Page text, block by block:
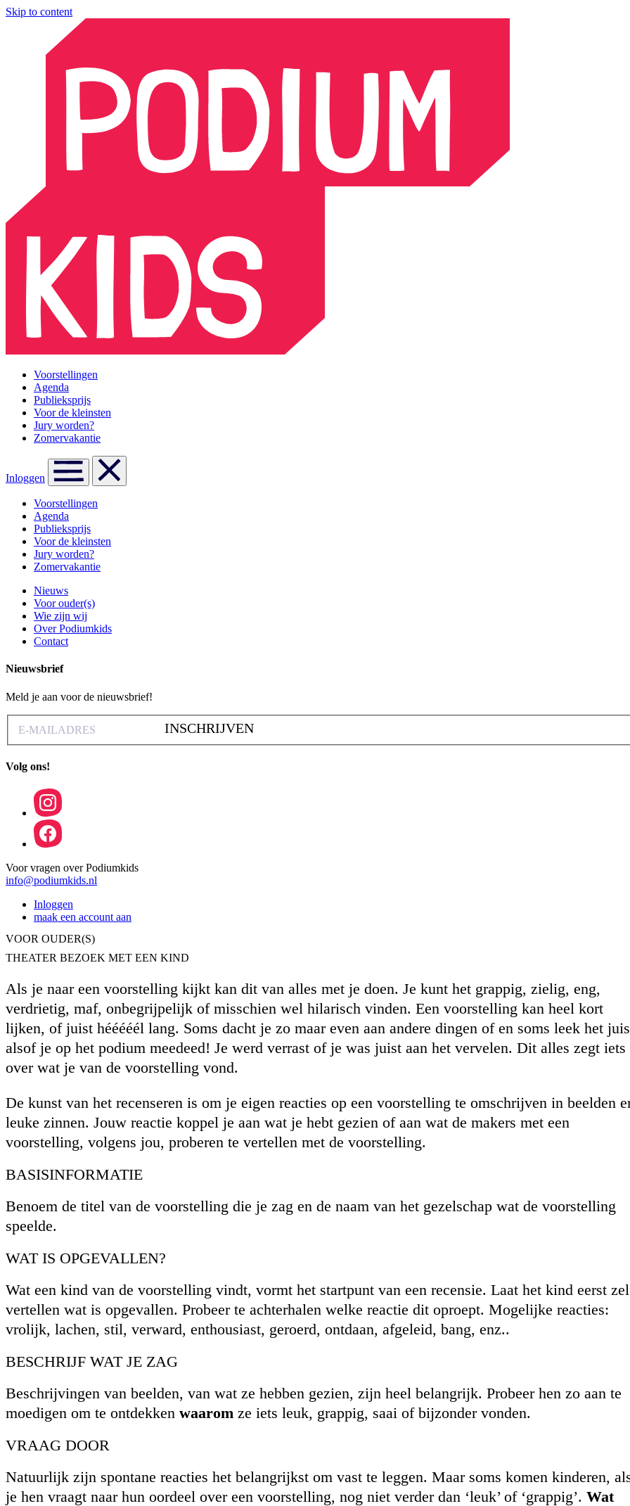
Skip to content
Voorstellingen
Agenda
Publieksprijs
Voor de kleinsten
Jury worden?
Zomervakantie
Inloggen
Voorstellingen
Agenda
Publieksprijs
Voor de kleinsten
Jury worden?
Zomervakantie
Nieuws
Voor ouder(s)
Wie zijn wij
Over Podiumkids
Contact
Nieuwsbrief
Meld je aan voor de nieuwsbrief!
INSCHRIJVEN
Volg ons!
Voor vragen over Podiumkids
info@podiumkids.nl
Inloggen
maak een account aan
VOOR OUDER(S)
THEATER BEZOEK MET EEN KIND
Als je naar een voorstelling kijkt kan dit van alles met je doen. Je kunt het grappig, zielig, eng,
verdrietig, maf, onbegrijpelijk of misschien wel hilarisch vinden. Een voorstelling kan heel kort
lijken, of juist hééééél lang. Soms dacht je zo maar even aan andere dingen of en soms leek het
alsof je op het podium meedeed! Je werd verrast of je was juist aan het vervelen. Dit alles zegt iets
over wat je van de voorstelling vond.
De kunst van het recenseren is om je eigen reacties op een voorstelling te omschrijven in beelden
leuke zinnen. Jouw reactie koppel je aan wat je hebt gezien of aan wat de makers met een
voorstelling, volgens jou, proberen te vertellen met de voorstelling.
BASISINFORMATIE
Benoem de titel van de voorstelling die je zag en de naam van het gezelschap wat de voorstelling
speelde.
WAT IS OPGEVALLEN?
Wat een kind van de voorstelling vindt, vormt het startpunt van een recensie. Laat het kind eerst
vertellen wat is opgevallen. Probeer te achterhalen welke reactie dit oproept. Mogelijke reacties:
vrolijk, lachen, stil, verward, enthousiast, geroerd, ontdaan, afgeleid, bang, enz..
BESCHRIJF WAT JE ZAG
Beschrijvingen van beelden, van wat ze hebben gezien, zijn heel belangrijk. Probeer hen zo aan te
moedigen om te ontdekken waarom ze iets leuk, grappig, saai of bijzonder vonden.
VRAAG DOOR
Natuurlijk zijn spontane reacties het belangrijkst om vast te leggen. Maar soms komen kinderen,
je hen vraagt naar hun oordeel over een voorstelling, nog niet verder dan ‘leuk’ of ‘grappig’. Wat